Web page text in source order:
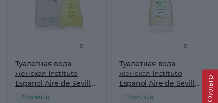
Фильтр
0
Туалетная вода
женская Instituto
Espanol Aire de Sevilla
В наличии
0
Туалетная вода
женская Instituto
Espanol Aire de Sevilla
В наличии